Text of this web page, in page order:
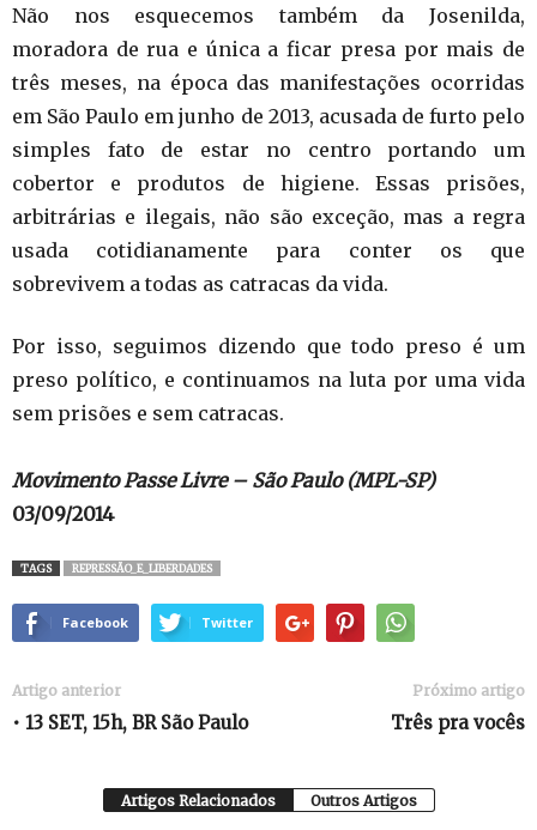
Não nos esquecemos também da Josenilda,
moradora de rua e única a ficar presa por mais de
três meses, na época das manifestações ocorridas
em São Paulo em junho de 2013, acusada de furto pelo
simples fato de estar no centro portando um
cobertor e produtos de higiene. Essas prisões,
arbitrárias e ilegais, não são exceção, mas a regra
usada cotidianamente para conter os que
sobrevivem a todas as catracas da vida.
Por isso, seguimos dizendo que todo preso é um
preso político, e continuamos na luta por uma vida
sem prisões e sem catracas.
Movimento Passe Livre – São Paulo (MPL-SP)
03/09/2014
TAGS REPRESSÃO_E_LIBERDADES
Facebook Twitter
Artigo anterior
• 13 SET, 15h, BR São Paulo
Próximo artigo
Três pra vocês
Artigos Relacionados Outros Artigos